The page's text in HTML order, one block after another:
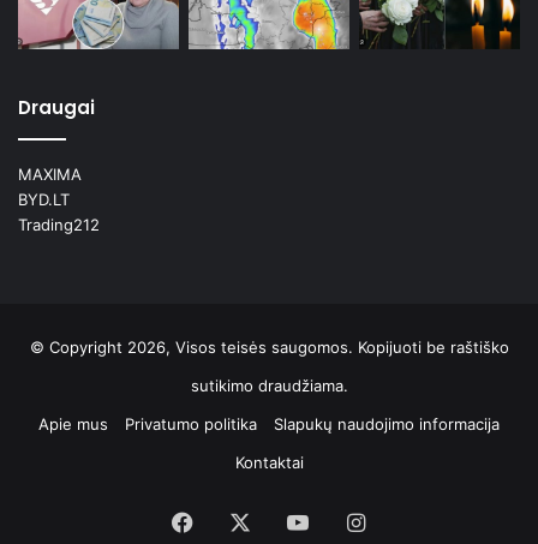
Draugai
MAXIMA
BYD.LT
Trading212
© Copyright 2026, Visos teisės saugomos. Kopijuoti be raštiško
sutikimo draudžiama.
Apie mus
Privatumo politika
Slapukų naudojimo informacija
Kontaktai
Facebook YouTubeInstagram